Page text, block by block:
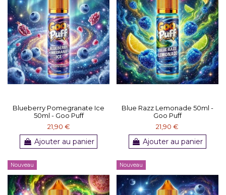
Blueberry Pomegranate Ice
50ml - Goo Puff
21,90 €
Ajouter au panier
Blue Razz Lemonade 50ml -
Goo Puff
21,90 €
Ajouter au panier
Nouveau Nouveau